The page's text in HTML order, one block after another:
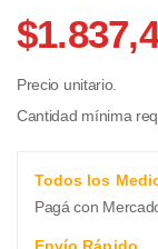
Precio unitario.
Cantidad mínima
Todos los
Pagá con